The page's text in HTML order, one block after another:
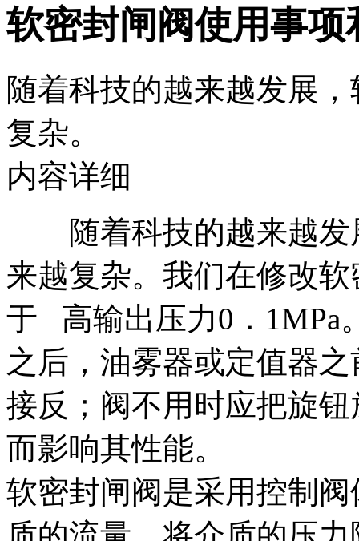
软密封闸阀使用事项
随着科技的越来越发展
复杂。
内容详细
随着科技的越来越发
来越复杂。我们在修改
于 高输出压力0．1MPa
之后，油雾器或定值器
接反；阀不用时应把旋
而影响其性能。
软密封闸阀是采用控制